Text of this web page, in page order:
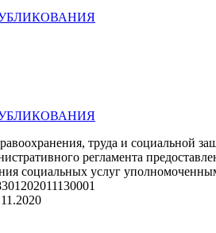
труда и социальной
регламента
социальных услуг